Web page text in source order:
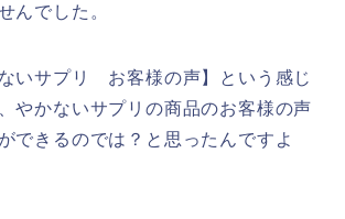
んでした。
いサプリ お客様の声】という感じ
やかないサプリの商品のお客様の声
できるのでは？と思ったんですよ